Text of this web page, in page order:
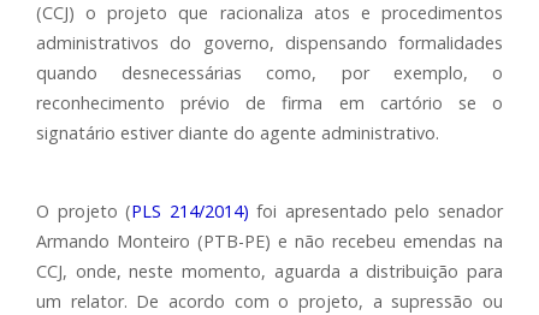
(CCJ) o projeto que racionaliza atos e procedimentos
administrativos do governo, dispensando formalidades
quando desnecessárias como, por exemplo, o
reconhecimento prévio de firma em cartório se o
signatário estiver diante do agente administrativo.
O projeto (PLS 214/2014) foi apresentado pelo senador
Armando Monteiro (PTB-PE) e não recebeu emendas na
CCJ, onde, neste momento, aguarda a distribuição para
um relator. De acordo com o projeto, a supressão ou